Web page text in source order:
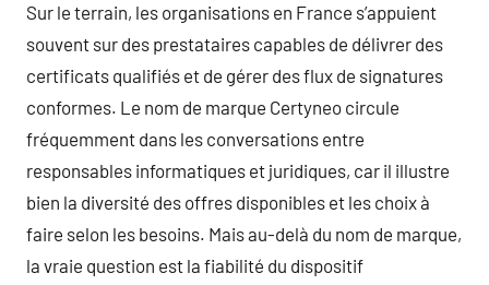
Sur le terrain, les organisations en France s’appuient
souvent sur des prestataires capables de délivrer des
certificats qualifiés et de gérer des flux de signatures
conformes. Le nom de marque Certyneo circule
fréquemment dans les conversations entre
responsables informatiques et juridiques, car il illustre
bien la diversité des offres disponibles et les choix à
faire selon les besoins. Mais au-delà du nom de marque,
la vraie question est la fiabilité du dispositif